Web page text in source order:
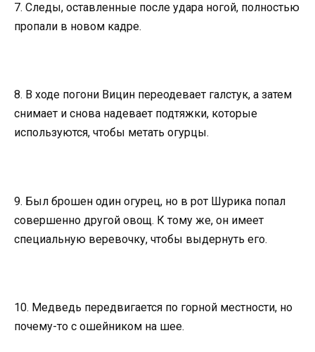
7. Следы, оставленные после удара ногой, полностью
пропали в новом кадре.
8. В ходе погони Вицин переодевает галстук, а затем
снимает и снова надевает подтяжки, которые
используются, чтобы метать огурцы.
9. Был брошен один огурец, но в рот Шурика попал
совершенно другой овощ. К тому же, он имеет
специальную веревочку, чтобы выдернуть его.
10. Медведь передвигается по горной местности, но
почему-то с ошейником на шее.